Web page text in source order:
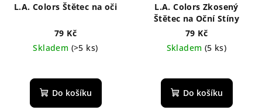
L.A. Colors Štětec na oči
79 Kč
Skladem (>5 ks)
Do košíku
L.A. Colors Zkosený
Štětec na Oční Stíny
79 Kč
Skladem (5 ks)
Do košíku